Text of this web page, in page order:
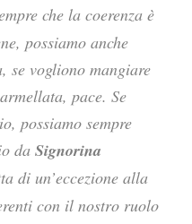
che la coerenza è
possiamo anche
se vogliono mangiare
pace. Se
possiamo sempre
da Signorina
di un’eccezione alla
con il nostro ruolo